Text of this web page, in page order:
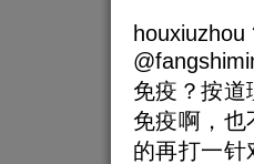
免疫？按道
免疫啊，也
的再打一针